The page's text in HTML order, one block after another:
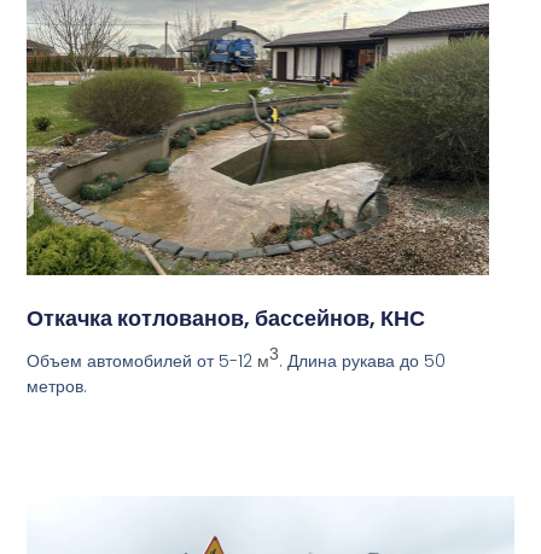
Откачка котлованов, бассейнов, КНС
Объем автомобилей от 5-12 м3. Длина рукава до 50
метров.